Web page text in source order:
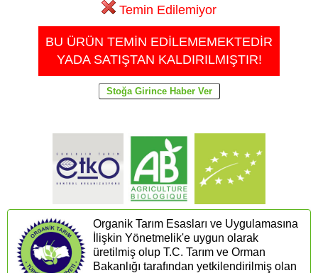
Temin Edilemiyor
BU ÜRÜN TEMİN EDİLEMEMEKTEDİR
YADA SATIŞTAN KALDIRILMIŞTIR!
Organik Tarım Esasları ve Uygulamasına
İlişkin Yönetmelik'e uygun olarak
üretilmiş olup T.C. Tarım ve Orman
Bakanlığı tarafından yetkilendirilmiş olan